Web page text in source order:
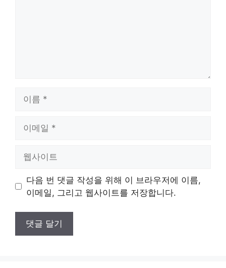
트
다음 번 댓글 작성을 위해 이 브라우저에 이름,
이메일, 그리고 웹사이트를 저장합니다.